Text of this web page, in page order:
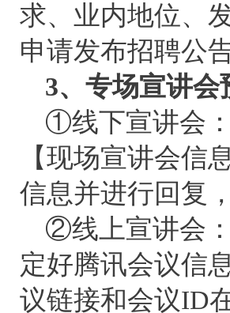
求、业内地位、
申请发布招聘公
3、专场宣讲会
①线下宣讲会
【现场宣讲会信
信息并进行回复
②线上宣讲会
定好腾讯会议信
议链接和会议ID